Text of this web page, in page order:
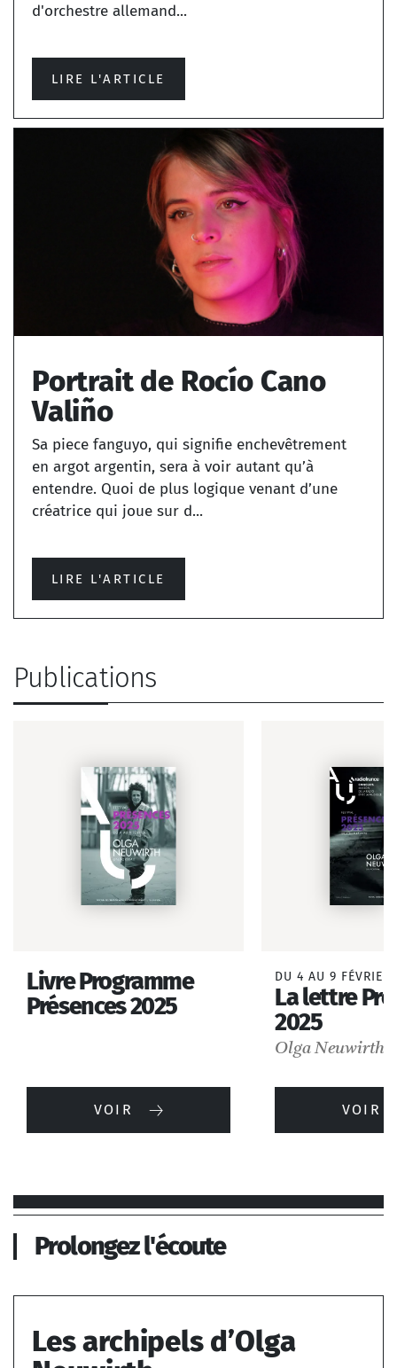
d'orchestre allemand...
LIRE L'ARTICLE
Portrait de Rocío Cano
Valiño
Sa piece fanguyo, qui signifie enchevêtrement
en argot argentin, sera à voir autant qu’à
entendre. Quoi de plus logique venant d’une
créatrice qui joue sur d...
LIRE L'ARTICLE
Publications
Livre Programme
Présences 2025
VOIR
DU 4 AU 9 FÉVRIER
La lettre
2025
Olga Neuwirth
VOIR
Prolongez l'écoute
Les archipels d’Olga